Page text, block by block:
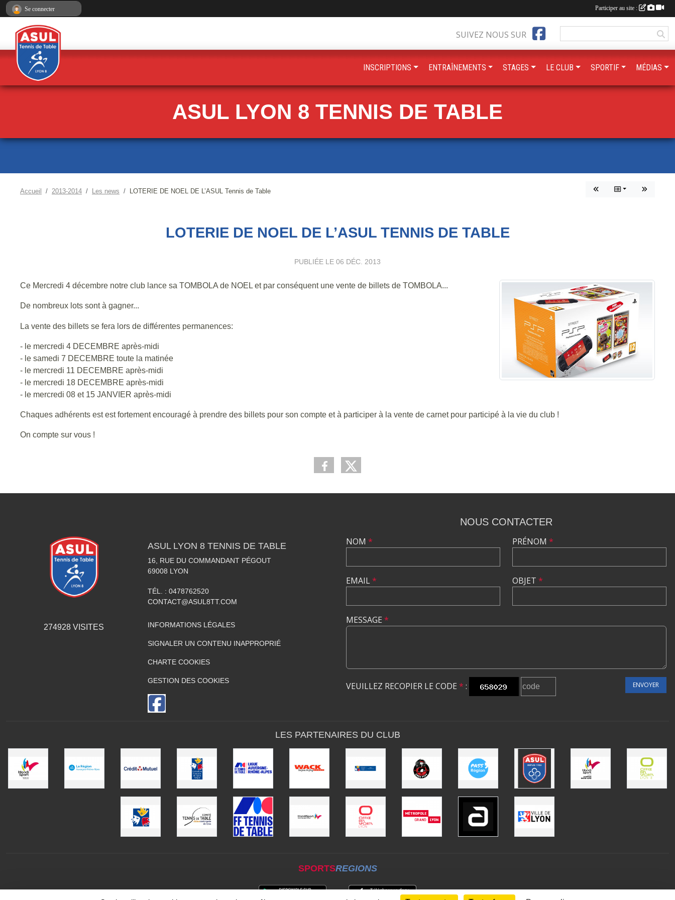
ASUL LYON 8 TENNIS DE TABLE
Accueil 2013-2014 Les news LOTERIE DE NOEL DE L’ASUL Tennis de Table
LOTERIE DE NOEL DE L’ASUL TENNIS DE TABLE
PUBLIÉE LE 06 DÉC. 2013
Ce Mercredi 4 décembre notre club lance sa TOMBOLA de NOEL et par conséquent une vente de billets de TOMBOLA...
De nombreux lots sont à gagner...
La vente des billets se fera lors de différentes permanences:
- le mercredi 4 DECEMBRE après-midi
- le samedi 7 DECEMBRE toute la matinée
- le mercredi 11 DECEMBRE après-midi
- le mercredi 18 DECEMBRE après-midi
- le mercredi 08 et 15 JANVIER après-midi
Chaques adhérents est est fortement encouragé à prendre des billets pour son compte et à participer à la vente de carnet pour participé à la vie du club !
On compte sur vous !
SUIVEZ NOUS SUR
INSCRIPTIONS ENTRAÎNEMENTS STAGES LE CLUB SPORTIF MÉDIAS
274928 VISITES
ASUL LYON 8 TENNIS DE TABLE
16, RUE DU COMMANDANT PÉGOUT
69008 LYON
TÉL. : 0478762520
CONTACT@ASUL8TT.COM
INFORMATIONS LÉGALES
SIGNALER UN CONTENU INAPPROPRIÉ
CHARTE COOKIES
GESTION DES COOKIES
NOUS CONTACTER
NOM *
EMAIL*
PRÉNOM *
OBJET *
MESSAGE *
VEUILLEZ RECOPIER LE CODE * : ENVOYER
LES PARTENAIRES DU CLUB
SPORTSREGIONS
Se connecter Participer au site :
Panneau de gestion des cookies